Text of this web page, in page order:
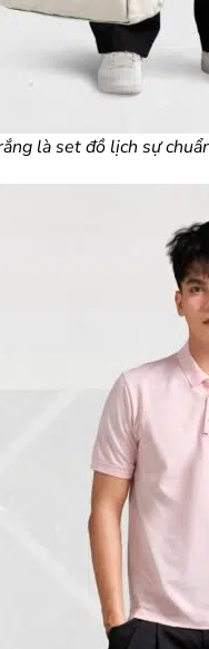
là set đồ lịch sự